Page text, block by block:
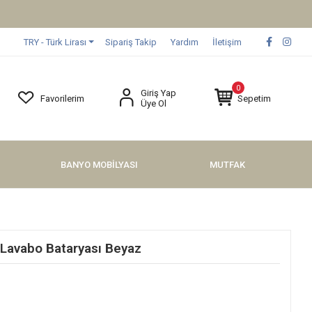
TRY - Türk Lirası Sipariş Takip Yardım İletişim
Favorilerim
Giriş Yap
Üye Ol
0
Sepetim
BANYO MOBİLYASI MUTFAK
Bataryası Beyaz